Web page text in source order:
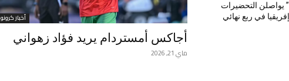
أخبار كرونو
أجاكس أمستردام يريد فؤاد زهواني
ماي 21, 2026
يواصلن التحضيرات
في ربع نهائي